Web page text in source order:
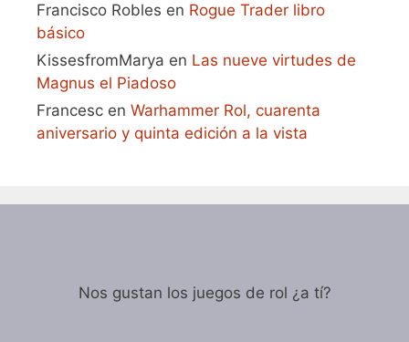
Francisco Robles en Rogue Trader libro
básico
KissesfromMarya en Las nueve virtudes de
Magnus el Piadoso
Francesc en Warhammer Rol, cuarenta
aniversario y quinta edición a la vista
Nos gustan los juegos de rol ¿a tí?